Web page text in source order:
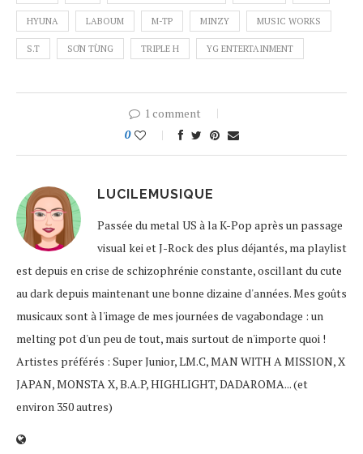
HYUNA LABOUM M-TP MINZY MUSIC WORKS
S.T SƠN TÙNG TRIPLE H YG ENTERTAINMENT
1 comment
0
LUCILEMUSIQUE
Passée du metal US à la K-Pop après un passage
visual kei et J-Rock des plus déjantés, ma playlist
est depuis en crise de schizophrénie constante, oscillant du cute
au dark depuis maintenant une bonne dizaine d'années. Mes goûts
musicaux sont à l'image de mes journées de vagabondage : un
melting pot d'un peu de tout, mais surtout de n'importe quoi !
Artistes préférés : Super Junior, LM.C, MAN WITH A MISSION, X
JAPAN, MONSTA X, B.A.P, HIGHLIGHT, DADAROMA... (et
environ 350 autres)